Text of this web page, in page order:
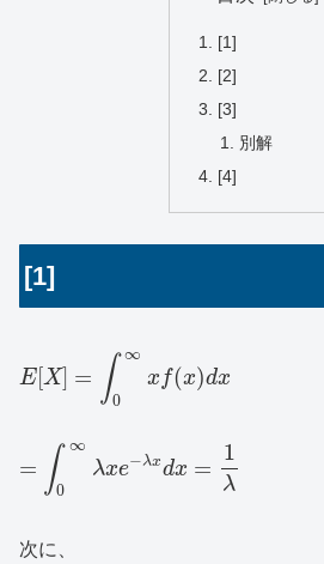
[1]
[2]
[3]
別解
[4]
[1]
E[X] = ∫ ∞
0
x f(x)dx
= ∫ ∞
0
λxe−λxdx =
1
λ
次に、